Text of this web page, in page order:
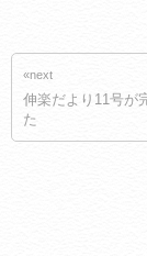
«next
伸楽だより11号が
た